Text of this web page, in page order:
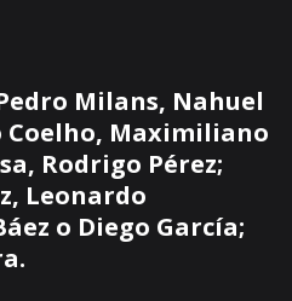
Milans, Nahuel
Maximiliano
Rodrigo Pérez;
Leonardo
o Diego García;